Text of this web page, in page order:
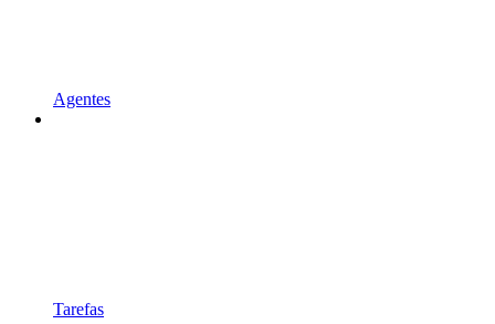
Agentes
Tarefas